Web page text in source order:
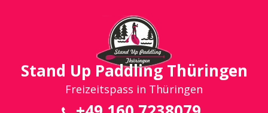
Stand Up Paddling Thüringen
Freizeitspass in Thüringen